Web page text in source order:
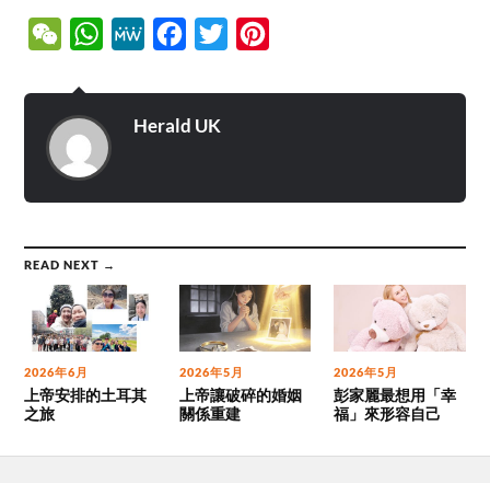
WeChatWhatsApp
MeWe Facebook
Twitter
Herald UK
READ NEXT →
2026年6月
上帝安排的土耳其
之旅
2026年5月
上帝讓破碎的婚姻
關係重建
2026年5月
彭家麗最想用「幸
福」來形容自己